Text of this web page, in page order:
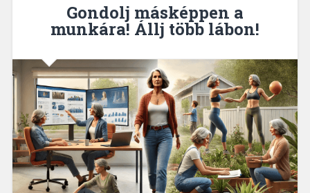
Gondolj másképpen a
munkára! Állj több lábon!